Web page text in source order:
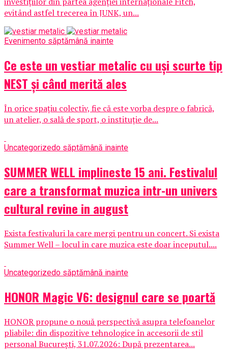
evitând astfel trecerea în JUNK, un...
Evenimento săptămână inainte
Ce este un vestiar metalic cu uși scurte tip
NEST și când merită ales
În orice spațiu colectiv, fie că este vorba despre o fabrică,
un atelier, o sală de sport, o instituție de...
Uncategorizedo săptămână inainte
SUMMER WELL implineste 15 ani. Festivalul
care a transformat muzica intr-un univers
cultural revine in august
Exista festivaluri la care mergi pentru un concert. Si exista
Summer Well – locul in care muzica este doar inceputul....
Uncategorizedo săptămână inainte
HONOR Magic V6: designul care se poartă
HONOR propune o nouă perspectivă asupra telefoanelor
pliabile: din dispozitive tehnologice în accesorii de stil
personal București, 31.07.2026: După prezentarea...